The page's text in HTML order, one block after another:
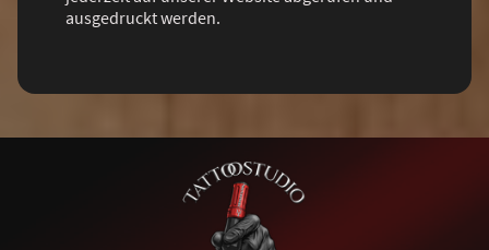
ausgedruckt werden.